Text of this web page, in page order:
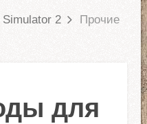
Simulator 2
Прочие
для